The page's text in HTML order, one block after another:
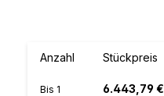
Anzahl Stückpreis
Bis 1 6.443,79